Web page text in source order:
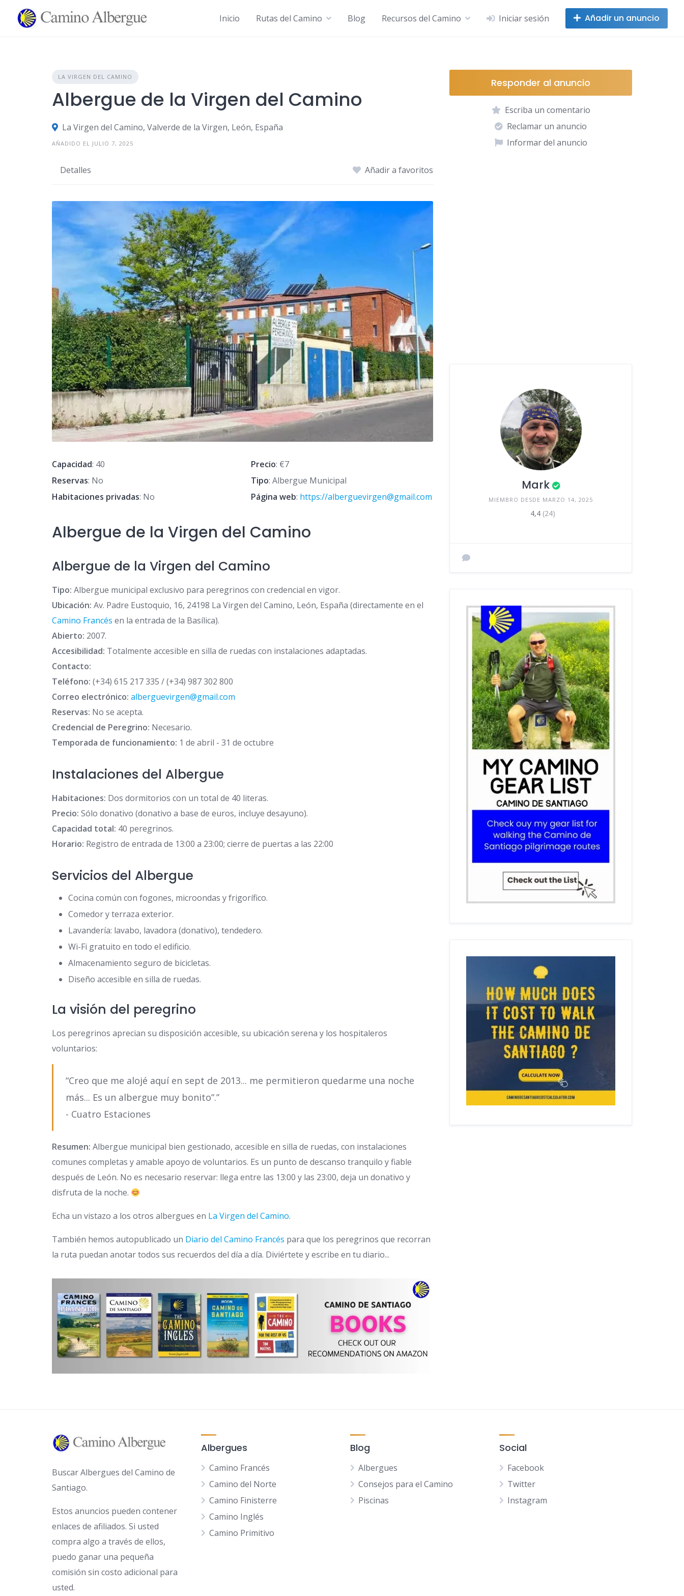
contenido
Inicio Rutas del Camino Blog Recursos del Camino Iniciar sesión Añadir un anuncio
LA VIRGEN DEL CAMINO
Albergue de la Virgen del Camino
La Virgen del Camino, Valverde de la Virgen, León, España
AÑADIDO EL JULIO 7, 2025
Detalles Añadir a favoritos
Capacidad: 40 Precio: €7
Reservas: No Tipo: Albergue Municipal
Habitaciones privadas: No Página web: https://alberguevirgen@gmail.com
Albergue de la Virgen del Camino
Albergue de la Virgen del Camino
Tipo: Albergue municipal exclusivo para peregrinos con credencial en vigor.
Ubicación: Av. Padre Eustoquio, 16, 24198 La Virgen del Camino, León, España (directamente en el
Camino Francés en la entrada de la Basílica).
Abierto: 2007.
Accesibilidad: Totalmente accesible en silla de ruedas con instalaciones adaptadas.
Contacto:
Teléfono: (+34) 615 217 335 / (+34) 987 302 800
Correo electrónico: alberguevirgen@gmail.com
Reservas: No se acepta.
Credencial de Peregrino: Necesario.
Temporada de funcionamiento: 1 de abril - 31 de octubre
Instalaciones del Albergue
Habitaciones: Dos dormitorios con un total de 40 literas.
Precio: Sólo donativo (donativo a base de euros, incluye desayuno).
Capacidad total: 40 peregrinos.
Horario: Registro de entrada de 13:00 a 23:00; cierre de puertas a las 22:00
Servicios del Albergue
Cocina común con fogones, microondas y frigorífico.
Comedor y terraza exterior.
Lavandería: lavabo, lavadora (donativo), tendedero.
Wi-Fi gratuito en todo el edificio.
Almacenamiento seguro de bicicletas.
Diseño accesible en silla de ruedas.
La visión del peregrino
Los peregrinos aprecian su disposición accesible, su ubicación serena y los hospitaleros
voluntarios:
“Creo que me alojé aquí en sept de 2013... me permitieron quedarme una noche
más... Es un albergue muy bonito”.”
- Cuatro Estaciones
Resumen: Albergue municipal bien gestionado, accesible en silla de ruedas, con instalaciones
comunes completas y amable apoyo de voluntarios. Es un punto de descanso tranquilo y fiable
después de León. No es necesario reservar: llega entre las 13:00 y las 23:00, deja un donativo y
disfruta de la noche.
Echa un vistazo a los otros albergues en La Virgen del Camino.
También hemos autopublicado un Diario del Camino Francés para que los peregrinos que recorran
la ruta puedan anotar todos sus recuerdos del día a día. Diviértete y escribe en tu diario...
Responder al anuncio
Escriba un comentario
Reclamar un anuncio
Informar del anuncio
Mark
MIEMBRO DESDE MARZO 14, 2025
4,4 (24)
Buscar Albergues del Camino de
Santiago.
Estos anuncios pueden contener
enlaces de afiliados. Si usted
compra algo a través de ellos,
puedo ganar una pequeña
comisión sin costo adicional para
usted.
Albergues
Camino Francés
Camino del Norte
Camino Finisterre
Camino Inglés
Camino Primitivo
Blog
Albergues
Consejos para el Camino
Piscinas
Social
Facebook
Twitter
Instagram